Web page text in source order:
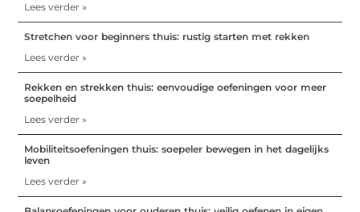
Lees verder »
Stretchen voor beginners thuis: rustig starten met rekken
Lees verder »
Rekken en strekken thuis: eenvoudige oefeningen voor meer
soepelheid
Lees verder »
Mobiliteitsoefeningen thuis: soepeler bewegen in het dagelijks
leven
Lees verder »